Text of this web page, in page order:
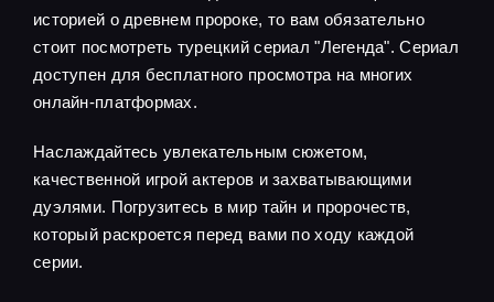
историей о древнем пророке, то вам обязательно
стоит посмотреть турецкий сериал "Легенда". Сериал
доступен для бесплатного просмотра на многих
онлайн-платформах.
Наслаждайтесь увлекательным сюжетом,
качественной игрой актеров и захватывающими
дуэлями. Погрузитесь в мир тайн и пророчеств,
который раскроется перед вами по ходу каждой
серии.